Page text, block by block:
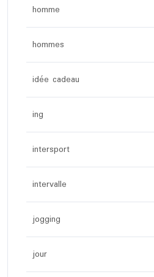
homme
hommes
idée cadeau
ing
intersport
intervalle
jogging
jour